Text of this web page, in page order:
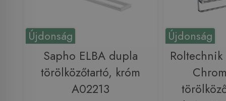
Újdonság
Sapho ELBA dupla
törölközőtartó, króm
A02213
Újdonság